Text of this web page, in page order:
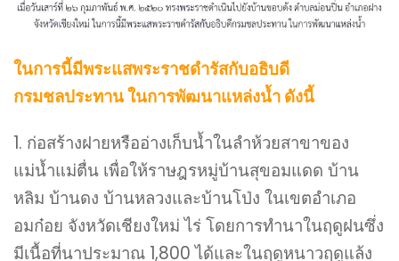
ในการนี้มีพระแสพระราชดำรัสกับอธิบดี
กรมชลประทาน ในการพัฒนาแหล่งน้ำ ดังนี้
1. ก่อสร้างฝายหรืออ่างเก็บน้ำในลำห้วยสาขาของ
แม่น้ำแม่ตื่น เพื่อให้ราษฎรหมู่บ้านสุขอมแดด บ้าน
หลิม บ้านดง บ้านหลวงและบ้านโป่ง ในเขตอำเภอ
อมก๋อย จังหวัดเชียงใหม่ ไร่ โดยการทำนาในฤดูฝนซึ่ง
มีเนื้อที่นาประมาณ 1,800 ได้และในฤดูหนาวฤดูแล้ง